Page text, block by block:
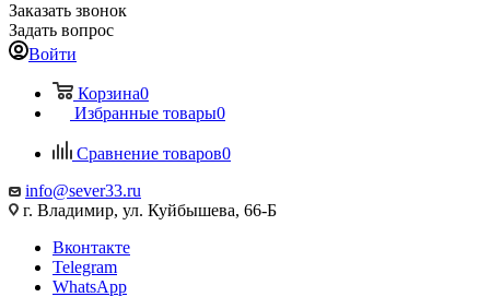
Заказать звонок
Задать вопрос
Войти
Корзина0
Избранные товары0
Сравнение товаров0
info@sever33.ru
г. Владимир, ул. Куйбышева, 66-Б
Вконтакте
Telegram
WhatsApp